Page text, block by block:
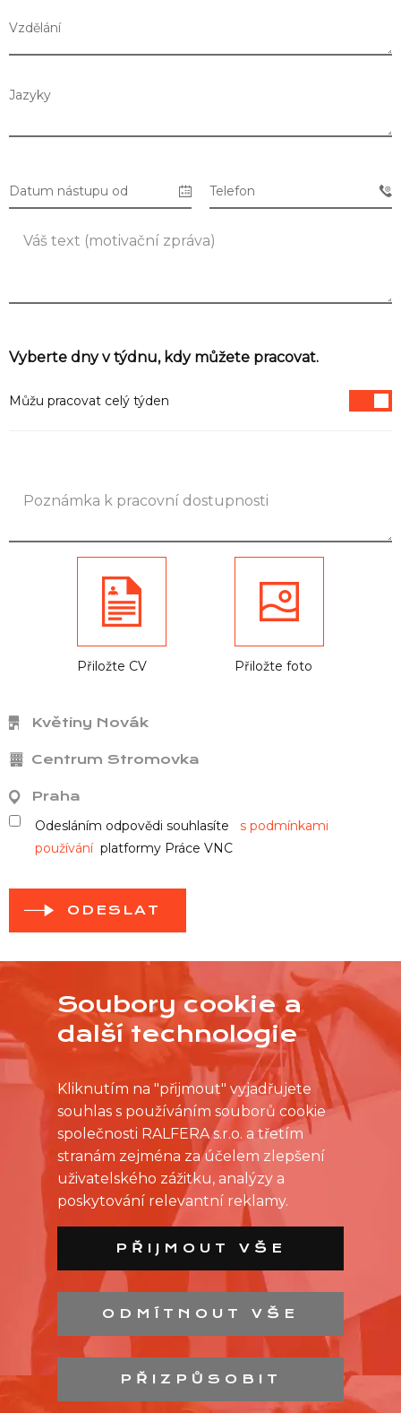
Vzdělání
Jazyky
Datum nástupu od Telefon
Vyberte dny v týdnu, kdy můžete pracovat.
Můžu pracovat celý týden
Přiložte CV Přiložte foto
Květiny Novák
Centrum Stromovka
Praha
Odesláním odpovědi souhlasíte s podmínkami
používáníplatformy Práce VNC
ODESLAT
OCHRANA OSOBNÍCH ÚDAJŮ
Soubory cookie a
další technologie
Kliknutím na "přijmout" vyjadřujete
souhlas s používáním souborů cookie
společnosti RALFERA s.r.o. a třetím
stranám zejména za účelem zlepšení
uživatelského zážitku, analýzy a
poskytování relevantní reklamy.
PŘIJMOUT VŠE
ODMÍTNOUT VŠE
PŘIZPŮSOBIT